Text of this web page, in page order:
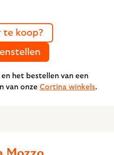
te koop?
het bestellen van een
van onze Cortina winkels.